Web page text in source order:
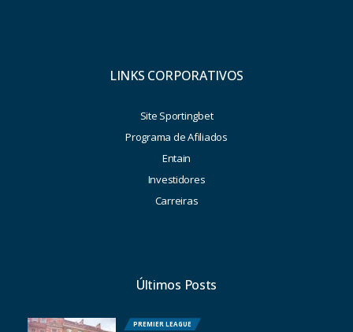
LINKS CORPORATIVOS
Site Sportingbet
Programa de Afiliados
Entain
Investidores
Carreiras
Últimos Posts
PREMIER LEAGUE